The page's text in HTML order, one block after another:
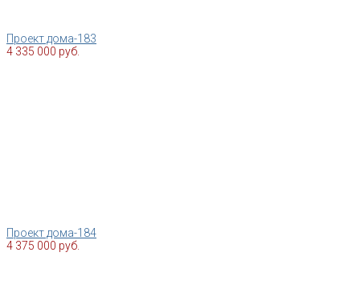
Проект дома-183
4 335 000 руб.
Проект дома-184
4 375 000 руб.